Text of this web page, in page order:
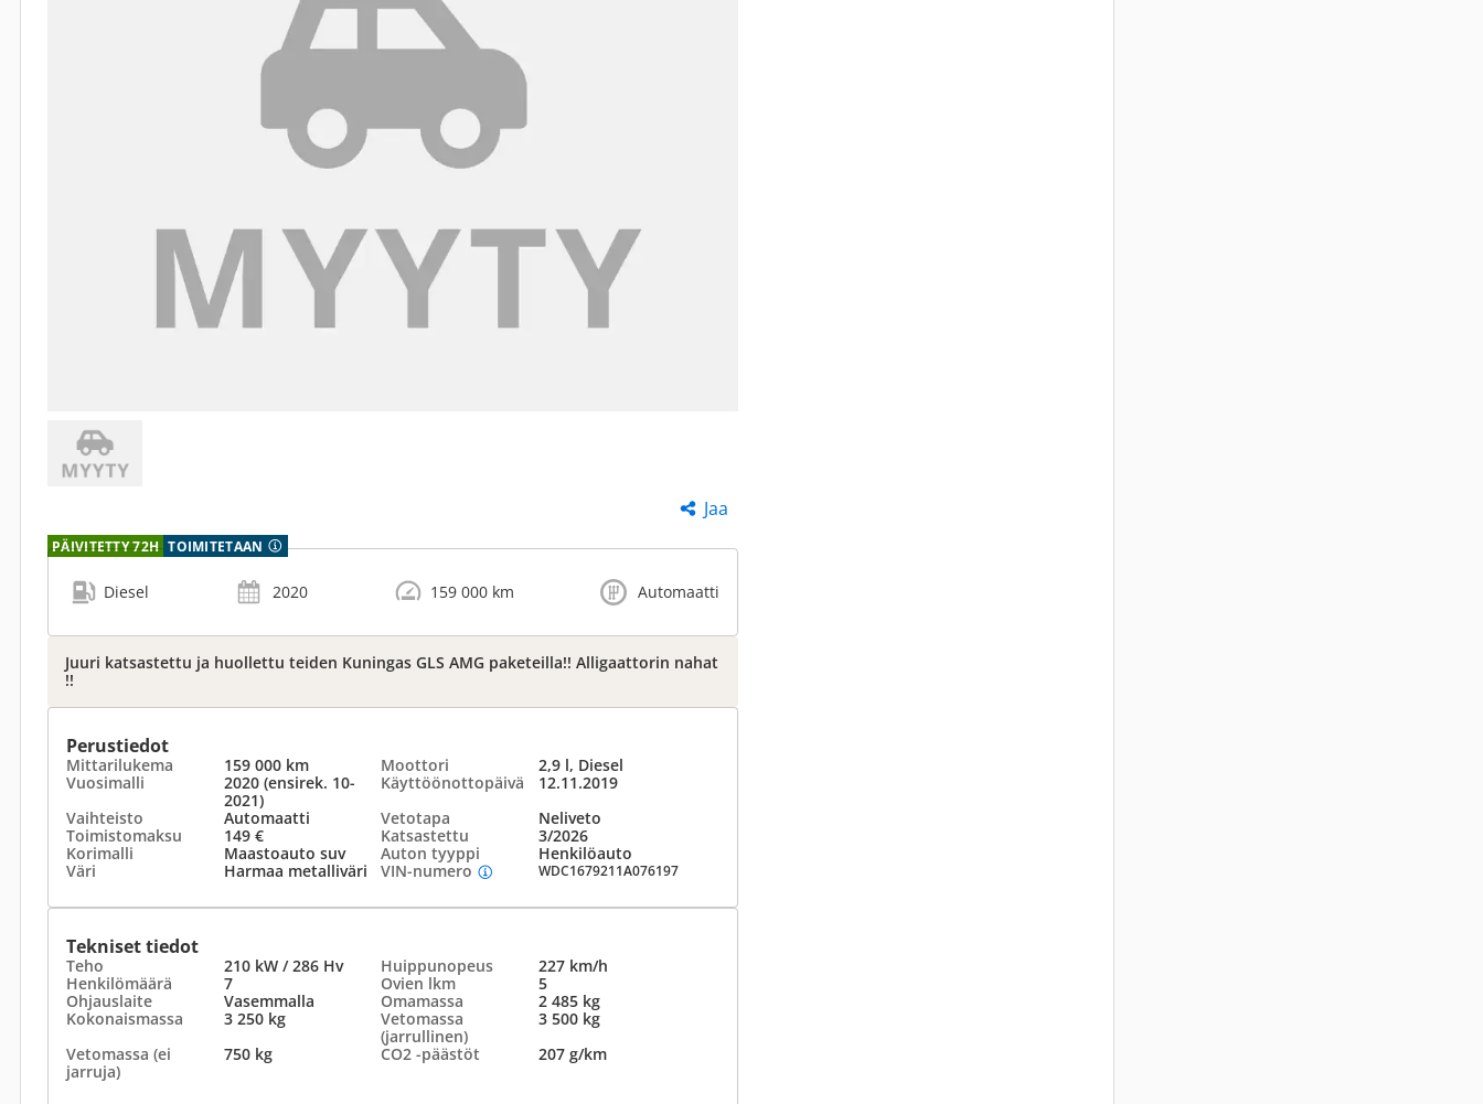
Jaa
PÄIVITETTY 72H TOIMITETAAN
Diesel 2020 159 000 km Automaatti
Juuri katsastettu ja huollettu teiden Kuningas GLS AMG paketeilla!! Alligaattorin nahat
!!
Perustiedot
Mittarilukema 159 000 km Moottori
2,9 l, Diesel
Vuosimalli
2020 (ensirek. 10-
2021)
Käyttöönottopäivä
12.11.2019
Vaihteisto
Automaatti Vetotapa
Neliveto
Toimistomaksu
149 € Katsastettu
3/2026
Korimalli
Maastoauto suv Auton tyyppi
Henkilöauto
Väri
Harmaa metalliväri VIN-numero WDC1679211A076197
Tekniset tiedot
Teho 210 kW / 286 Hv Huippunopeus
227 km/h
Henkilömäärä
7 Ovien lkm
5
Ohjauslaite
Vasemmalla Omamassa
2 485 kg
Kokonaismassa
3 250 kg
Vetomassa
(jarrullinen)
3 500 kg
Vetomassa (ei
jarruja)
750 kg CO2 -päästöt 207 g/km